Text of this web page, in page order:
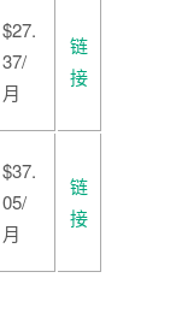
$27.
37/
月
链
接
$37.
05/
月
链
接